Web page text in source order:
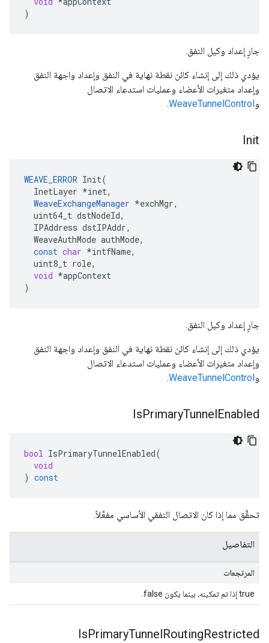
)
جارٍ إعداد وكيل النفق.
يؤدي ذلك إلى إنشاء كائن نقطة نهاية في النفق وإعداد واجهة النفق
وإعداد متغيرات الأعضاء وعمليات استدعاء الاتصال
وWeaveTunnelControl
.
Init
WEAVE_ERROR Init(
InetLayer *inet,
WeaveExchangeManager *exchMgr,
uint64_t dstNodeId,
IPAddress dstIPAddr,
WeaveAuthMode authMode,
const char *intfName,
uint8_t role,
void *appContext
)
جارٍ إعداد وكيل النفق.
يؤدي ذلك إلى إنشاء كائن نقطة نهاية في النفق وإعداد واجهة النفق
وإعداد متغيرات الأعضاء وعمليات استدعاء الاتصال
وWeaveTunnelControl
.
IsPrimaryTunnelEnabled
bool IsPrimaryTunnelEnabled(
void
) const
تحقَّق مما إذا كان الاتصال النفقي الأساسي مفعَّلاً.
التفاصيل
المرتجعات
true إذا تم تمكينه، بينما يكون false.
IsPrimaryTunnelRoutingRestricted